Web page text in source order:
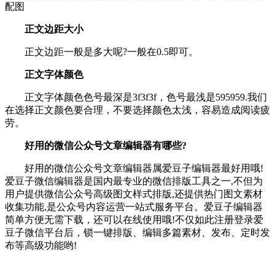
配图
正文边距大小
正文边距一般是多大呢?一般在0.5即可。
正文字体颜色
正文字体颜色色号最深是3f3f3f，色号最浅是595959.我们
在选择正文颜色要合理，不要选择颜色太浅，容易造成阅读疲
劳。
好用的微信公众号文章编辑器有哪些?
好用的微信公众号文章编辑器属爱豆子编辑器最好用哦!
爱豆子微信编辑器是国内最专业的微信排版工具之一,不但为
用户提供微信公众号高级图文样式排版,还提供热门图文素材
收集功能,是公众号内容运营一站式服务平台。爱豆子编辑器
简单方便无需下载，还可以在线使用哦!不仅如此注册登录爱
豆子微信平台后，锁一键排版、编辑多篇素材、发布、定时发
布等高级功能哟!